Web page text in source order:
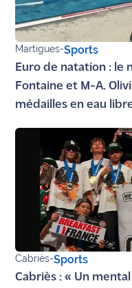
Martigues-Sports
Euro de natation : le
Fontaine et M-A.
médailles en eau
Cabriès-Sports
Cabriès : « Un mental